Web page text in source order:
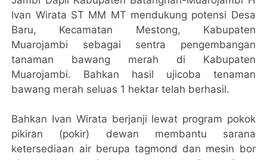
Ivan Wirata ST MM MT mendukung potensi Desa
Baru, Kecamatan Mestong, Kabupaten
Muarojambi sebagai sentra pengembangan
tanaman bawang merah di Kabupaten
Muarojambi. Bahkan hasil ujicoba tenaman
bawang merah seluas 1 hektar telah berhasil.
Bahkan Ivan Wirata berjanji lewat program pokok
pikiran (pokir) dewan membantu sarana
ketersediaan air berupa tagmond dan mesin bor